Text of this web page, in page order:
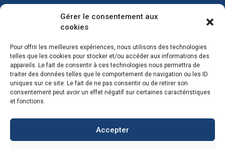
Gérer le consentement aux
cookies
Pour offrir les meilleures expériences, nous utilisons des technologies
telles que les cookies pour stocker et/ou accéder aux informations des
appareils. Le fait de consentir à ces technologies nous permettra de
traiter des données telles que le comportement de navigation ou les ID
uniques sur ce site. Le fait de ne pas consentir ou de retirer son
consentement peut avoir un effet négatif sur certaines caractéristiques
et fonctions.
Accepter
8h – 17h30
Mercredi
8h – 12h
Jeudi
8h – 17h30
8h – 17h30